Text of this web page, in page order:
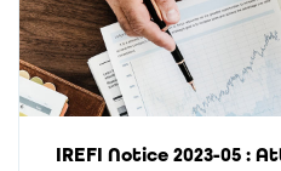
IREFI Notice 2023-05 :